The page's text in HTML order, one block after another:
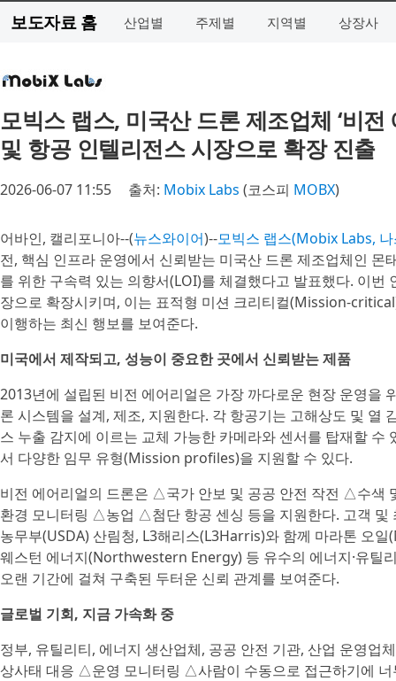
보도자료 홈 산업별 주제별 지역별 상장사
모빅스 랩스, 미국산 드론 제조업체 ‘비
및 항공 인텔리전스 시장으로 확장 진출
2026-06-07 11:55 출처: Mobix Labs (코스피 MOBX)
어바인, 캘리포니아--(뉴스와이어)--모빅스 랩스(Mobix Labs,
전, 핵심 인프라 운영에서 신뢰받는 미국산 드론 제조업체인 몬
를 위한 구속력 있는 의향서(LOI)를 체결했다고 발표했다. 이
장으로 확장시키며, 이는 표적형 미션 크리티컬(Mission-
이행하는 최신 행보를 보여준다.
미국에서 제작되고, 성능이 중요한 곳에서 신뢰받는 제품
2013년에 설립된 비전 에어리얼은 가장 까다로운 현장 운영을
론 시스템을 설계, 제조, 지원한다. 각 항공기는 고해상도 및 열
스 누출 감지에 이르는 교체 가능한 카메라와 센서를 탑재할
서 다양한 임무 유형(Mission profiles)을 지원할 수 있다.
비전 에어리얼의 드론은 △국가 안보 및 공공 안전 작전 △수
환경 모니터링 △농업 △첨단 항공 센싱 등을 지원한다. 고객 및
농무부(USDA) 산림청, L3해리스(L3Harris)와 함께 마라톤 오
웨스턴 에너지(Northwestern Energy) 등 유수의 에너지·유틸
오랜 기간에 걸쳐 구축된 두터운 신뢰 관계를 보여준다.
글로벌 기회, 지금 가속화 중
정부, 유틸리티, 에너지 생산업체, 공공 안전 기관, 산업 운영
상사태 대응 △운영 모니터링 △사람이 수동으로 접근하기에